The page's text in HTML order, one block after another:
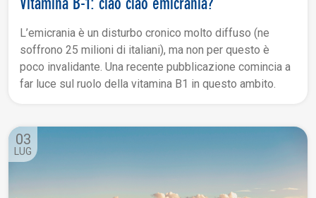
L’emicrania è un disturbo cronico molto diffuso (ne
soffrono 25 milioni di italiani), ma non per questo è
poco invalidante. Una recente pubblicazione comincia a
far luce sul ruolo della vitamina B1 in questo ambito.
03
LUG